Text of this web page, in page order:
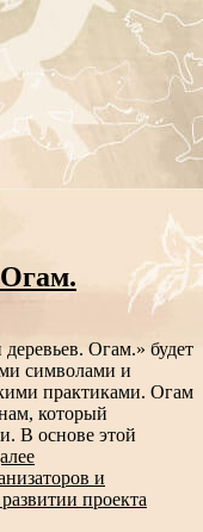
Огам.» будет
символами и
практиками. Огам
который
В основе этой
и
проекта